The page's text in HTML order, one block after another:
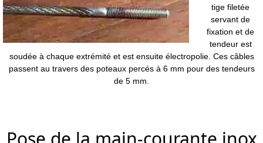
tige filetée
servant de
fixation et de
tendeur est
soudée à chaque extrémité et est ensuite électropolie. Ces câbles
passent au travers des poteaux percés à 6 mm pour des tendeurs
de 5 mm.